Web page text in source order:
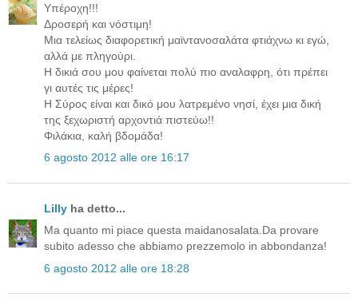
Υπέροχη!!!
Δροσερή και νόστιμη!
Μια τελείως διαφορετική μαϊντανοσαλάτα φτιάχνω κι εγώ,
αλλά με πληγούρι.
Η δικιά σου μου φαίνεται πολύ πιο αναλαφρη, ότι πρέπει
γι αυτές τις μέρες!
Η Σύρος είναι και δικό μου λατρεμένο νησί, έχει μια δική
της ξεχωριστή αρχοντιά πιστεύω!!
Φιλάκια, καλή βδομάδα!
6 agosto 2012 alle ore 16:17
Lilly ha detto...
Ma quanto mi piace questa maidanosalata.Da provare
subito adesso che abbiamo prezzemolo in abbondanza!
6 agosto 2012 alle ore 18:28